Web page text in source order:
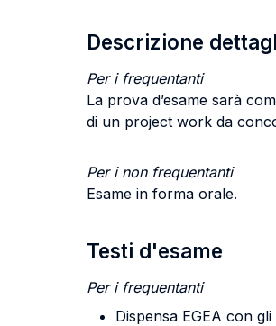
Descrizione
Per i frequentanti
La prova d’esame sarà
di un project work da
Per i non frequentanti
Esame in forma orale.
Testi d'esame
Per i frequentanti
Dispensa EGEA con